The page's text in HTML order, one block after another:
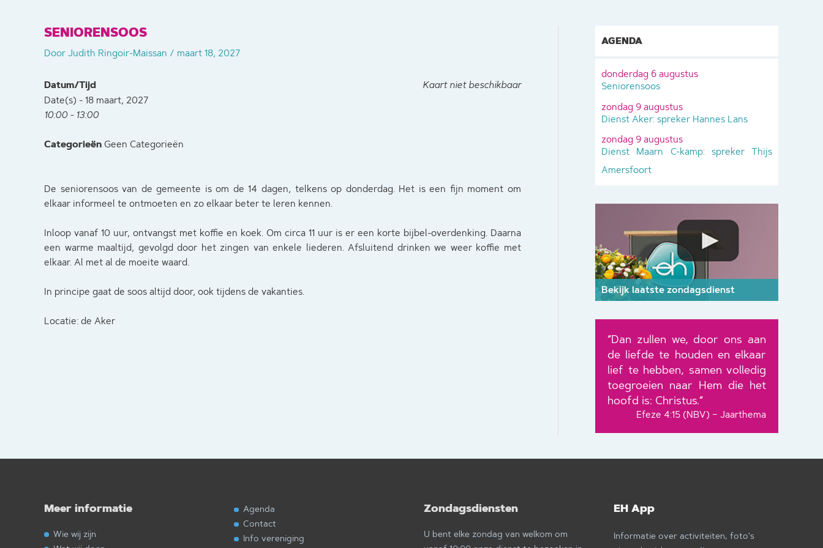
SENIORENSOOS
Door Judith Ringoir-Maissan / maart 18, 2027
Kaart niet beschikbaar
Datum/Tijd
Date(s) - 18 maart, 2027
10:00 - 13:00
Categorieën Geen Categorieën
De seniorensoos van de gemeente is om de 14 dagen, telkens op donderdag. Het is een fijn moment om
elkaar informeel te ontmoeten en zo elkaar beter te leren kennen.
Inloop vanaf 10 uur, ontvangst met koffie en koek. Om circa 11 uur is er een korte bijbel-overdenking. Daarna
een warme maaltijd, gevolgd door het zingen van enkele liederen. Afsluitend drinken we weer koffie met
elkaar. Al met al de moeite waard.
In principe gaat de soos altijd door, ook tijdens de vakanties.
Locatie: de Aker
AGENDA
donderdag 6 augustus
Seniorensoos
zondag 9 augustus
Dienst Aker: spreker Hannes Lans
zondag 9 augustus
Dienst Maarn C-kamp: spreker Thijs
Amersfoort
Bekijk laatste zondagsdienst
“Dan zullen we, door ons aan
de liefde te houden en elkaar
lief te hebben, samen volledig
toegroeien naar Hem die het
hoofd is: Christus.”
Efeze 4:15 (NBV) – Jaarthema
Meer informatie
Wie wij zijn
Agenda
Contact
Info vereniging
Zondagsdiensten
U bent elke zondag van welkom om
EH App
Informatie over activiteiten, foto's